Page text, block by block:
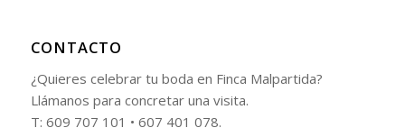
CONTACTO
¿Quieres celebrar tu boda en Finca Malpartida?
Llámanos para concretar una visita.
T: 609 707 101 • 607 401 078.